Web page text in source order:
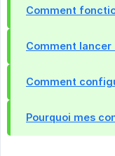
Comment
Comment
Comment
Pourquoi mes